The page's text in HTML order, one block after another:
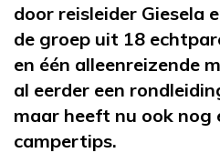
door reisleider Giesela
de groep uit 18
en één alleenreizende
al eerder een
maar heeft nu ook nog
campertips.